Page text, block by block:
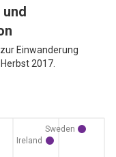
Einwanderung
2017.
Ireland
Sweden